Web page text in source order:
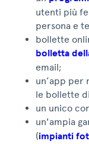
utenti più
persona e
bollette
bolletta
email;
un’app per
le bollette
un unico
un'ampia
(impianti